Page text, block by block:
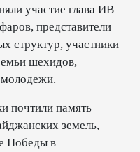
участие глава ИВ
представители
структур, участники
шехидов,
молодежи.
почтили память
земель,
Победы в